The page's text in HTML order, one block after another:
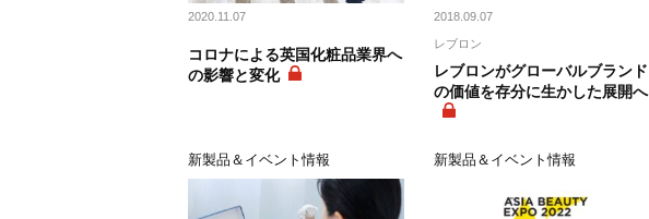
2020.11.07
コロナによる英国化粧品業界へ
の影響と変化
2018.09.07
レブロン
レブロンがグローバルブランド
の価値を存分に生かした展開へ
新製品＆イベント情報 新製品＆イベント情報